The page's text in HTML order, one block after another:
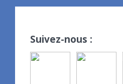
Suivez-nous :